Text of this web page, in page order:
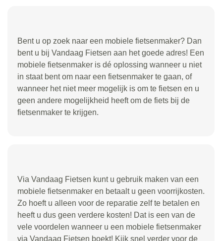
Bent u op zoek naar een mobiele fietsenmaker? Dan
bent u bij Vandaag Fietsen aan het goede adres! Een
mobiele fietsenmaker is dé oplossing wanneer u niet
in staat bent om naar een fietsenmaker te gaan, of
wanneer het niet meer mogelijk is om te fietsen en u
geen andere mogelijkheid heeft om de fiets bij de
fietsenmaker te krijgen.
Via Vandaag Fietsen kunt u gebruik maken van een
mobiele fietsenmaker en betaalt u geen voorrijkosten.
Zo hoeft u alleen voor de reparatie zelf te betalen en
heeft u dus geen verdere kosten! Dat is een van de
vele voordelen wanneer u een mobiele fietsenmaker
via Vandaag Fietsen boekt! Kijk snel verder voor de